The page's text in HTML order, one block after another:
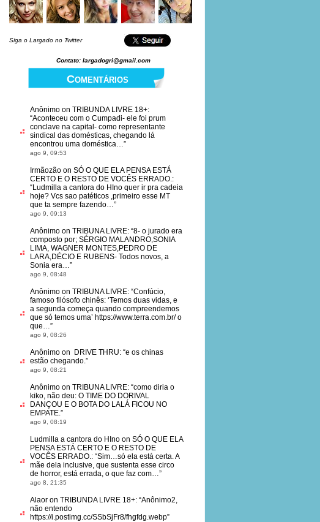
Siga o Largado no Twitter
Contato: largadogri@gmail.com
Comentários
Anônimo on TRIBUNDA LIVRE 18+:
“Aconteceu com o Cumpadi- ele foi prum
conclave na capital- como representante
sindical das domésticas, chegando lá
encontrou uma doméstica…”
ago 9, 09:53
Irmãozão on SÓ O QUE ELA PENSA ESTÁ
CERTO E O RESTO DE VOCÊS ERRADO.:
“Ludmilla a cantora do HIno quer ir pra cadeia
hoje? Vcs sao patéticos ,primeiro esse MT
que ta sempre fazendo…”
ago 9, 09:13
Anônimo on TRIBUNA LIVRE: “8- o jurado era
composto por; SÉRGIO MALANDRO,SONIA
LIMA, WAGNER MONTES,PEDRO DE
LARA,DÉCIO E RUBENS- Todos novos, a
Sonia era…”
ago 9, 08:48
Anônimo on TRIBUNA LIVRE: “Confúcio,
famoso filósofo chinês: ‘Temos duas vidas, e
a segunda começa quando compreendemos
que só temos uma’ https://www.terra.com.br/ o
que…”
ago 9, 08:26
Anônimo on DRIVE THRU: “e os chinas
estão chegando.”
ago 9, 08:21
Anônimo on TRIBUNA LIVRE: “como diria o
kiko, não deu: O TIME DO DORIVAL
DANÇOU E O BOTA DO LALÁ FICOU NO
EMPATE.”
ago 9, 08:19
Ludmilla a cantora do HIno on SÓ O QUE ELA
PENSA ESTÁ CERTO E O RESTO DE
VOCÊS ERRADO.: “Sim…só ela está certa. A
mãe dela inclusive, que sustenta esse circo
de horror, está errada, o que faz com…”
ago 8, 21:35
Alaor on TRIBUNDA LIVRE 18+: “Anônimo2,
não entendo
https://i.postimg.cc/SSbSjFr8/fhgfdg.webp”